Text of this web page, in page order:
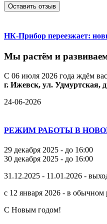
Оставить отзыв
НК-Прибор переезжает:
Мы растём и
С 06 июля 2026 года ждём вас
г. Ижевск, ул. Удмуртская,
24-06-2026
РЕЖИМ РАБОТЫ В
29 декабря 2025 - до 16:00
30 декабря 2025 - до 16:00
31.12.2025 - 11.01.2026 -
с 12 января 2026 - в
С Новым годом!